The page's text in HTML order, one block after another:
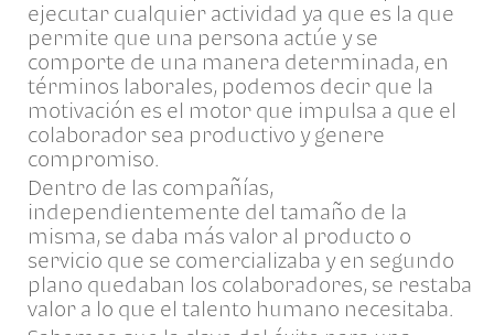
ejecutar cualquier actividad ya que es la que
permite que una persona actúe y se
comporte de una manera determinada, en
términos laborales, podemos decir que la
motivación es el motor que impulsa a que el
colaborador sea productivo y genere
compromiso.
Dentro de las compañías,
independientemente del tamaño de la
misma, se daba más valor al producto o
servicio que se comercializaba y en segundo
plano quedaban los colaboradores, se restaba
valor a lo que el talento humano necesitaba.